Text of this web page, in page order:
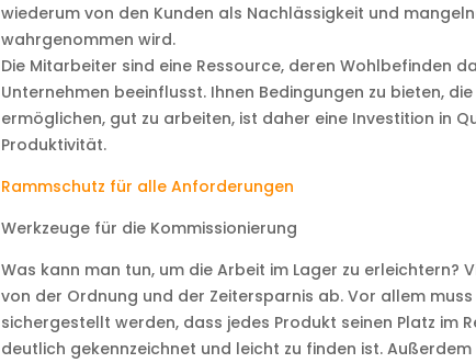
wiederum von den Kunden als Nachlässigkeit und
wahrgenommen wird.
Die Mitarbeiter sind eine Ressource, deren Wohlbefinden
Unternehmen beeinflusst. Ihnen Bedingungen zu bieten, die
ermöglichen, gut zu arbeiten, ist daher eine Investition in
Produktivität.
Rammschutz für alle Anforderungen
Werkzeuge für die Kommissionierung
Was kann man tun, um die Arbeit im Lager zu erleichtern?
von der Ordnung und der Zeitersparnis ab. Vor allem muss
sichergestellt werden, dass jedes Produkt seinen Platz im
deutlich gekennzeichnet und leicht zu finden ist. Außerdem